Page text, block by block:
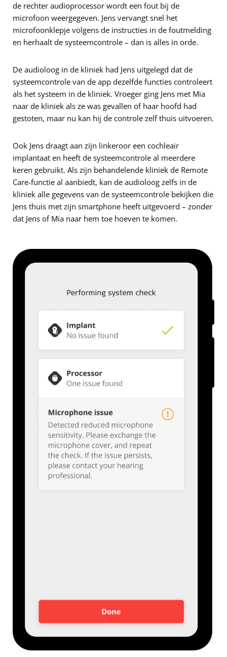
de rechter audioprocessor wordt een fout bij de
microfoon weergegeven. Jens vervangt snel het
microfoonklepje volgens de instructies in de foutmelding
en herhaalt de systeemcontrole – dan is alles in orde.
De audioloog in de kliniek had Jens uitgelegd dat de
systeemcontrole van de app dezelfde functies controleert
als het systeem in de kliniek. Vroeger ging Jens met Mia
naar de kliniek als ze was gevallen of haar hoofd had
gestoten, maar nu kan hij de controle zelf thuis uitvoeren.
Ook Jens draagt aan zijn linkeroor een cochleair
implantaat en heeft de systeemcontrole al meerdere
keren gebruikt. Als zijn behandelende kliniek de Remote
Care-functie al aanbiedt, kan de audioloog zelfs in de
kliniek alle gegevens van de systeemcontrole bekijken die
Jens thuis met zijn smartphone heeft uitgevoerd – zonder
dat Jens of Mia naar hem toe hoeven te komen.